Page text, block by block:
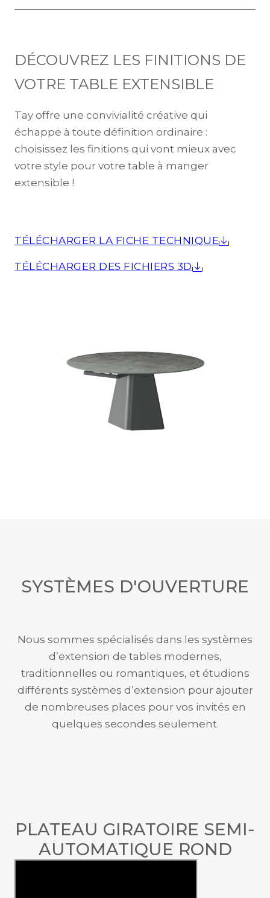
DÉCOUVREZ LES FINITIONS DE
VOTRE TABLE EXTENSIBLE
Tay offre une convivialité créative qui
échappe à toute définition ordinaire :
choisissez les finitions qui vont mieux avec
votre style pour votre table à manger
extensible !
TÉLÉCHARGER LA FICHE TECHNIQUE
TÉLÉCHARGER DES FICHIERS 3D
SYSTÈMES D'OUVERTURE
Nous sommes spécialisés dans les systèmes
d’extension de tables modernes,
traditionnelles ou romantiques, et étudions
différents systèmes d’extension pour ajouter
de nombreuses places pour vos invités en
quelques secondes seulement.
PLATEAU GIRATOIRE SEMI-
AUTOMATIQUE ROND